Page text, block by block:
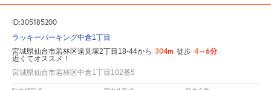
ID:305185200
ラッキーパーキング中倉1丁目
宮城県仙台市若林区遠見塚2丁目18-44から 304m 徒歩 4～6分
近くてオススメ！
宮城県仙台市若林区中倉1丁目102番5